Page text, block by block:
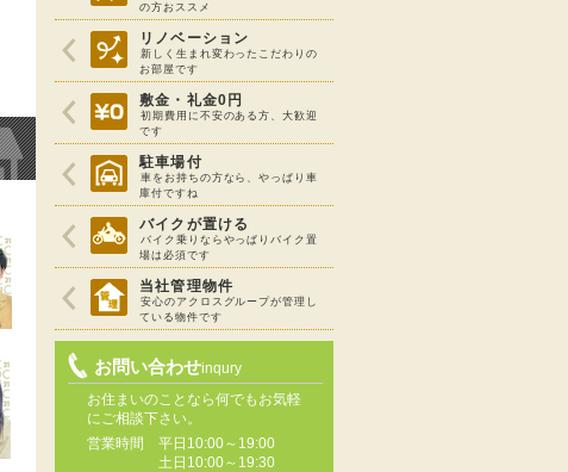
の方おススメ
リノベーション
新しく生まれ変わったこだわりの
お部屋です
敷金・礼金0円
初期費用に不安のある方、大歓迎
です
駐車場付
車をお持ちの方なら、やっぱり車
庫付ですね
バイクが置ける
バイク乗りならやっぱりバイク置
場は必須です
当社管理物件
安心のアクロスグループが管理し
ている物件です
お問い合わせinqury
お住まいのことなら何でもお気軽
にご相談下さい。
営業時間
平日10:00～19:00
土日10:00～19:30